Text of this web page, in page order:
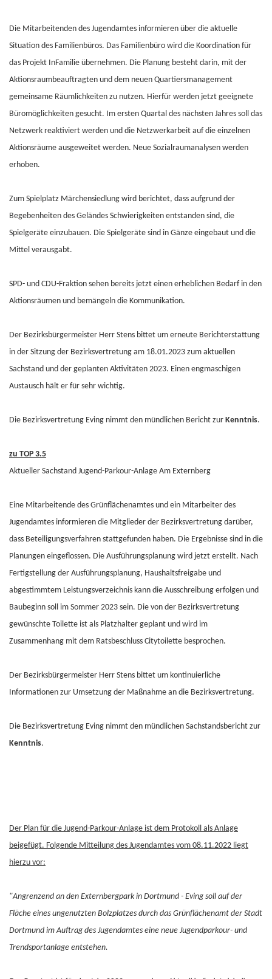
Die Mitarbeitenden des Jugendamtes informieren über die aktuelle
Situation des Familienbüros. Das Familienbüro wird die Koordination für
das Projekt InFamilie übernehmen. Die Planung besteht darin, mit der
Aktionsraumbeauftragten und dem neuen Quartiersmanagement
gemeinsame Räumlichkeiten zu nutzen. Hierfür werden jetzt geeignete
Büromöglichkeiten gesucht. Im ersten Quartal des nächsten Jahres soll das
Netzwerk reaktiviert werden und die Netzwerkarbeit auf die einzelnen
Aktionsräume ausgeweitet werden. Neue Sozialraumanalysen werden
erhoben.
Zum Spielplatz Märchensiedlung wird berichtet, dass aufgrund der
Begebenheiten des Geländes Schwierigkeiten entstanden sind, die
Spielgeräte einzubauen. Die Spielgeräte sind in Gänze eingebaut und die
Mittel verausgabt.
SPD- und CDU-Fraktion sehen bereits jetzt einen erheblichen Bedarf in den
Aktionsräumen und bemängeln die Kommunikation.
Der Bezirksbürgermeister Herr Stens bittet um erneute Berichterstattung
in der Sitzung der Bezirksvertretung am 18.01.2023 zum aktuellen
Sachstand und der geplanten Aktivitäten 2023. Einen engmaschigen
Austausch hält er für sehr wichtig.
Die Bezirksvertretung Eving nimmt den mündlichen Bericht zur Kenntnis.
zu TOP 3.5
Aktueller Sachstand Jugend-Parkour-Anlage Am Externberg
Eine Mitarbeitende des Grünflächenamtes und ein Mitarbeiter des
Jugendamtes informieren die Mitglieder der Bezirksvertretung darüber,
dass Beteiligungsverfahren stattgefunden haben. Die Ergebnisse sind in die
Planungen eingeflossen. Die Ausführungsplanung wird jetzt erstellt. Nach
Fertigstellung der Ausführungsplanung, Haushaltsfreigabe und
abgestimmtem Leistungsverzeichnis kann die Ausschreibung erfolgen und
Baubeginn soll im Sommer 2023 sein. Die von der Bezirksvertretung
gewünschte Toilette ist als Platzhalter geplant und wird im
Zusammenhang mit dem Ratsbeschluss Citytoilette besprochen.
Der Bezirksbürgermeister Herr Stens bittet um kontinuierliche
Informationen zur Umsetzung der Maßnahme an die Bezirksvertretung.
Die Bezirksvertretung Eving nimmt den mündlichen Sachstandsbericht zur
Kenntnis.
Der Plan für die Jugend-Parkour-Anlage ist dem Protokoll als Anlage
beigefügt. Folgende Mitteilung des Jugendamtes vom 08.11.2022 liegt
hierzu vor:
"Angrenzend an den Externbergpark in Dortmund - Eving soll auf der
Fläche eines ungenutzten Bolzplatzes durch das Grünflächenamt der Stadt
Dortmund im Auftrag des Jugendamtes eine neue Jugendparkour- und
Trendsportanlage entstehen.